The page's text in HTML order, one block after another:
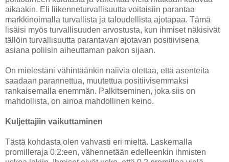
aikaakin. Eli liikenneturvallisuutta voitaisiin parantaa
markkinoimalla turvallista ja taloudellista ajotapaa. Tämä
lisäisi myös turvallisuuden arvostusta, kun ihmiset näkisivät
tällöin turvallisuutta parantavan ajotavan positiivisena
asiana poliisin aiheuttaman pakon sijaan.
On mielestäni vähintäänkin naiivia olettaa, että asenteita
saadaan parannettua, muutettua positiivisemmaksi
rankaisemalla enemmän. Palkitseminen, joka siis on
mahdollista, on ainoa mahdollinen keino.
Kuljettajiin vaikuttaminen
Tästä kohdasta olen vahvasti eri mieltä. Laskemalla
promilleraja 0,2:een, vähennetään edelleenkin ihmisten